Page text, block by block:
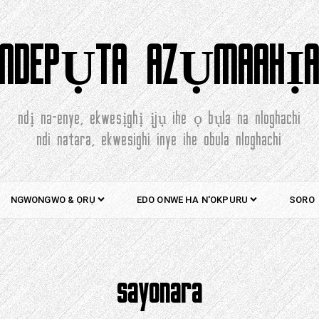
ndị na-enye, ekwesịghị ịjụ ihe ọ bụla na nloghachi
ndi natara, ekwesighi inye ihe obula nloghachi
NGWONGWO & ỌRỤ EDO ONWE HA N'OKPURU SORO
sayonara